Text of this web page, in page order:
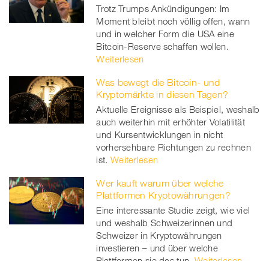
Trotz Trumps Ankündigungen: Im
Moment bleibt noch völlig offen, wann
und in welcher Form die USA eine
Bitcoin-Reserve schaffen wollen.
Weiterlesen
Was bewegt die Bitcoin- und
Kryptomärkte in diesen Tagen?
Aktuelle Ereignisse als Beispiel, weshalb
auch weiterhin mit erhöhter Volatilität
und Kursentwicklungen in nicht
vorhersehbare Richtungen zu rechnen
ist. Weiterlesen
Wer kauft warum über welche
Plattformen Kryptowährungen?
Eine interessante Studie zeigt, wie viel
und weshalb Schweizerinnen und
Schweizer in Kryptowährungen
investieren – und über welche